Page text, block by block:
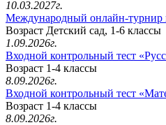
10.03.2027г.
Международный онлайн-турнир
Возраст Детский сад, 1-6 классы
1.09.2026г.
Входной контрольный тест
Возраст 1-4 классы
8.09.2026г.
Входной контрольный тест
Возраст 1-4 классы
8.09.2026г.